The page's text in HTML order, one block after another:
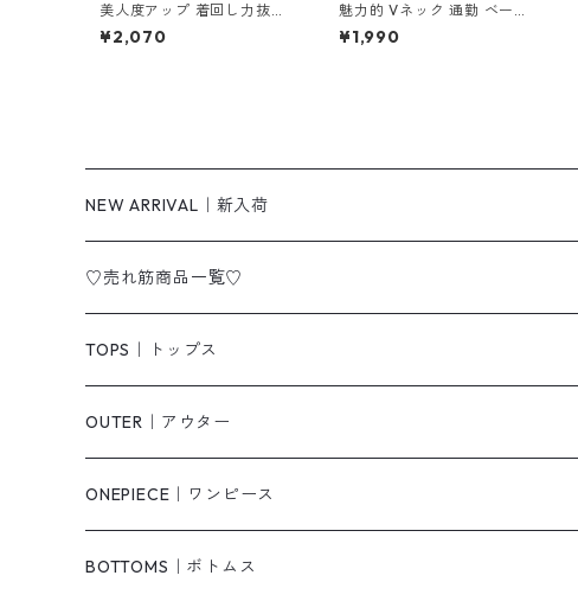
美人度アップ 着回し力抜群
エレガント 切り替え ワンピ
ース m-262
¥2,070
魅力的 Vネック 通勤 ベージ
ュ ブラウス m-285
¥1,990
NEW ARRIVAL｜新入荷
♡売れ筋商品一覧♡
TOPS｜トップス
Tシャツ/カットソー
シャツ/ブラウス
ベスト/チョッキ
OUTER｜アウター
ジャケット/ブルゾン
コート
ONEPIECE｜ワンピース
柄
BOTTOMS｜ボトムス